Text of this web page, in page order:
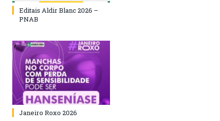
Editais Aldir Blanc 2026 –
PNAB
Janeiro Roxo 2026